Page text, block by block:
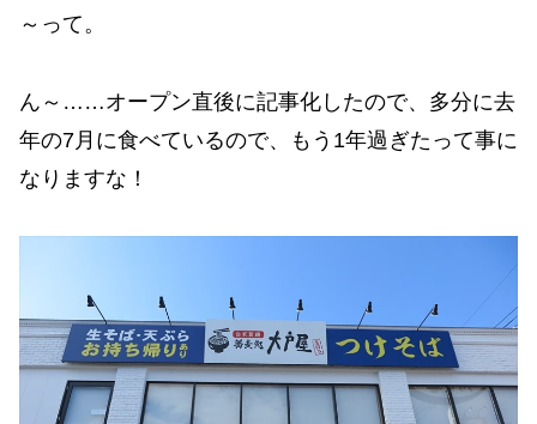
～って。
ん～……オープン直後に記事化したので、多分に去
年の7月に食べているので、もう1年過ぎたって事に
なりますな！